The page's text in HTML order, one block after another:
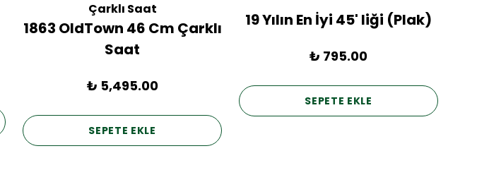
Çarklı Saat
1863 OldTown 46 Cm Çarklı
Saat
₺ 5,495.00
SEPETE EKLE
19 Yılın En İyi 45' liği (Plak)
₺ 795.00
SEPETE EKLE